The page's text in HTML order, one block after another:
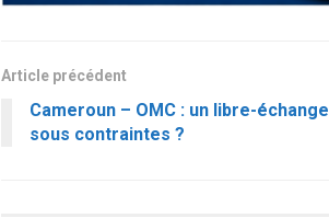
Article précédent
Cameroun – OMC : un libre-échange
sous contraintes ?